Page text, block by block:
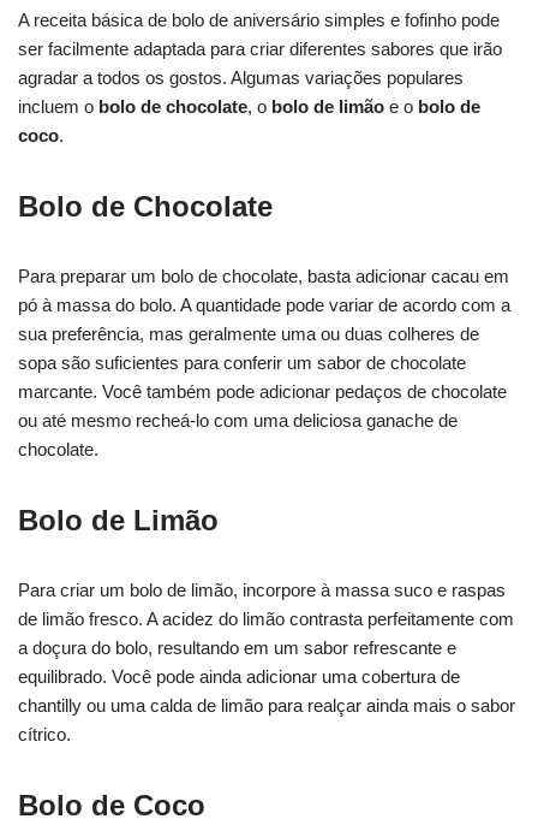
A receita básica de bolo de aniversário simples e fofinho pode
ser facilmente adaptada para criar diferentes sabores que irão
agradar a todos os gostos. Algumas variações populares
incluem o bolo de chocolate, o bolo de limão e o bolo de
coco.
Bolo de Chocolate
Para preparar um bolo de chocolate, basta adicionar cacau em
pó à massa do bolo. A quantidade pode variar de acordo com a
sua preferência, mas geralmente uma ou duas colheres de
sopa são suficientes para conferir um sabor de chocolate
marcante. Você também pode adicionar pedaços de chocolate
ou até mesmo recheá-lo com uma deliciosa ganache de
chocolate.
Bolo de Limão
Para criar um bolo de limão, incorpore à massa suco e raspas
de limão fresco. A acidez do limão contrasta perfeitamente com
a doçura do bolo, resultando em um sabor refrescante e
equilibrado. Você pode ainda adicionar uma cobertura de
chantilly ou uma calda de limão para realçar ainda mais o sabor
cítrico.
Bolo de Coco